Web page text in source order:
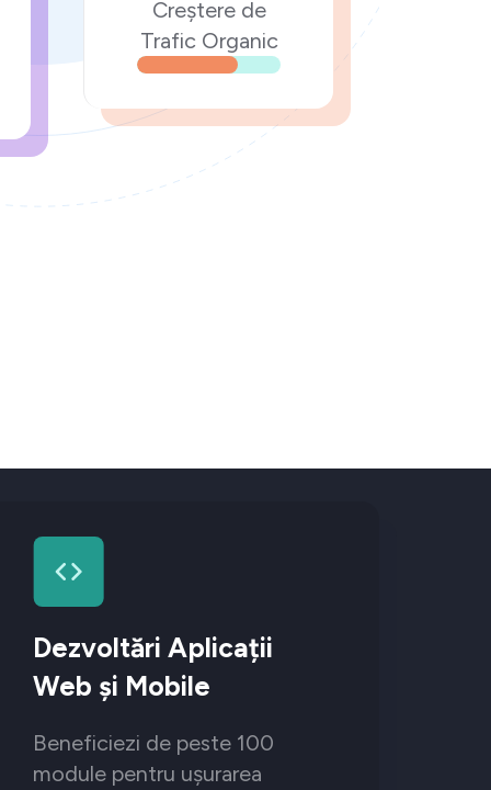
Creștere de
Trafic Organic
Dezvoltări Aplicații
Web și Mobile
Beneficiezi de peste 100
module pentru ușurarea